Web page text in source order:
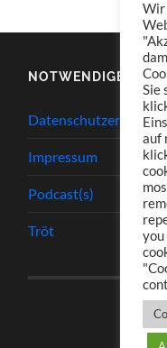
NOTWENDIGES
Datenschutzerklärung
Impressum
Podcast(s)
Tröt
Wir
Sie
auf
you